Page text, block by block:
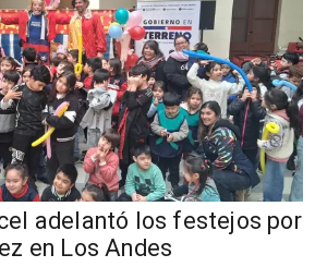
adelantó los festejos por
en Los Andes